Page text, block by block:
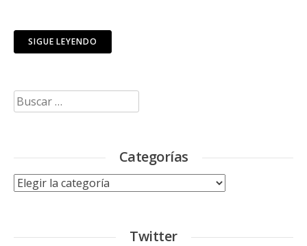
SIGUE LEYENDO
Buscar:
Categorías
Categorías
Twitter